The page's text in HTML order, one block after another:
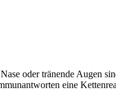
oder tränende Augen
eine